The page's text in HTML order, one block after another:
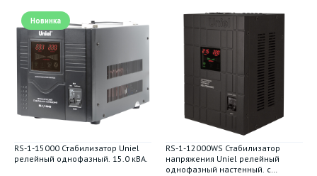
Новинка
RS-1-15000 Стабилизатор Uniel
релейный однофазный. 15.0 кВА.
RS-1-12000WS Стабилизатор
напряжения Uniel релейный
однофазный настенный. с